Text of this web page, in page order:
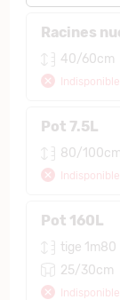
Racines
40/60cm
Indisponible
Pot 7.5L
80/100cm
Indisponible
Pot 160L
tige 1m80
25/30cm
Indisponible